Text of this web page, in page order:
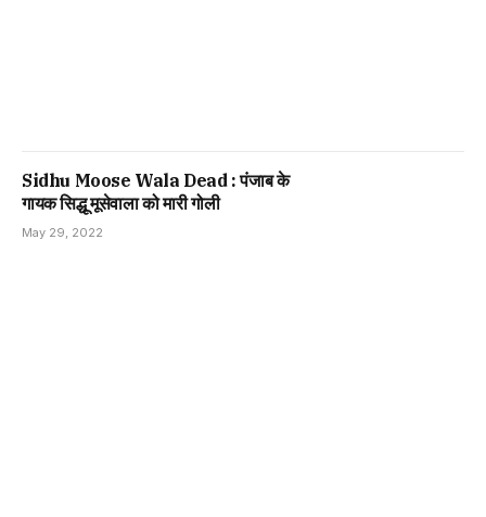
Sidhu Moose Wala Dead : पंजाब के
गायक सिद्धू मूसेवाला को मारी गोली
May 29, 2022